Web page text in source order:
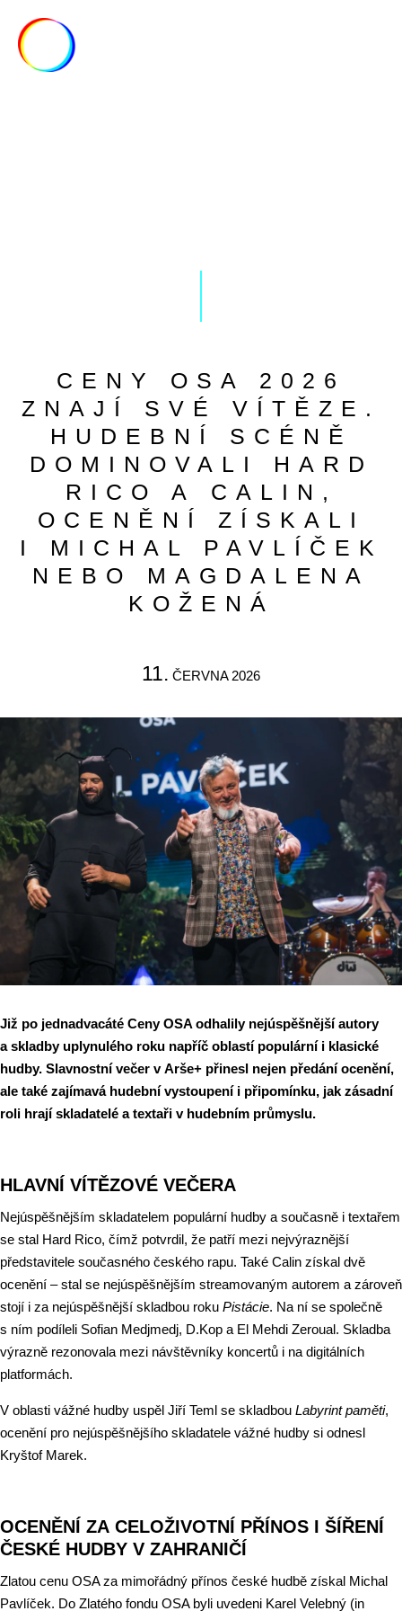
CENY OSA 2026
ZNAJÍ SVÉ VÍTĚZE.
HUDEBNÍ SCÉNĚ
DOMINOVALI HARD
RICO A CALIN,
OCENĚNÍ ZÍSKALI
I MICHAL PAVLÍČEK
NEBO MAGDALENA
KOŽENÁ
11. ČERVNA 2026
Již po jednadvacáté Ceny OSA odhalily nejúspěšnější autory
a skladby uplynulého roku napříč oblastí populární i klasické
hudby. Slavnostní večer v Arše+ přinesl nejen předání ocenění,
ale také zajímavá hudební vystoupení i připomínku, jak zásadní
roli hrají skladatelé a textaři v hudebním průmyslu.
HLAVNÍ VÍTĚZOVÉ VEČERA
Nejúspěšnějším skladatelem populární hudby a současně i textařem
se stal Hard Rico, čímž potvrdil, že patří mezi nejvýraznější
představitele současného českého rapu. Také Calin získal dvě
ocenění – stal se nejúspěšnějším streamovaným autorem a zároveň
stojí i za nejúspěšnější skladbou roku Pistácie. Na ní se společně
s ním podíleli Sofian Medjmedj, D.Kop a El Mehdi Zeroual. Skladba
výrazně rezonovala mezi návštěvníky koncertů i na digitálních
platformách.
V oblasti vážné hudby uspěl Jiří Teml se skladbou Labyrint paměti,
ocenění pro nejúspěšnějšího skladatele vážné hudby si odnesl
Kryštof Marek.
OCENĚNÍ ZA CELOŽIVOTNÍ PŘÍNOS I ŠÍŘENÍ
ČESKÉ HUDBY V ZAHRANIČÍ
Zlatou cenu OSA za mimořádný přínos české hudbě získal Michal
Pavlíček. Do Zlatého fondu OSA byli uvedeni Karel Velebný (in